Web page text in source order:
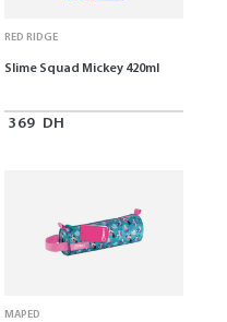
RED RIDGE
Slime Squad Mickey 420ml
369 DH
MAPED